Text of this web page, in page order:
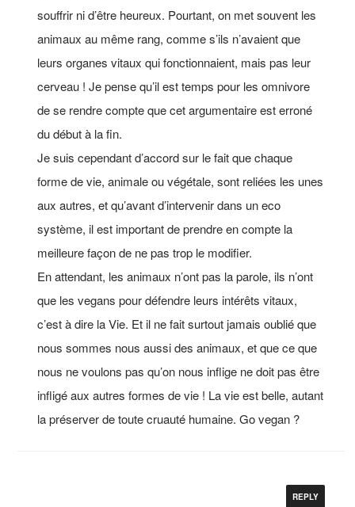
souffrir ni d’être heureux. Pourtant, on met souvent les
animaux au même rang, comme s’ils n’avaient que
leurs organes vitaux qui fonctionnaient, mais pas leur
cerveau ! Je pense qu’il est temps pour les omnivore
de se rendre compte que cet argumentaire est erroné
du début à la fin.
Je suis cependant d’accord sur le fait que chaque
forme de vie, animale ou végétale, sont reliées les unes
aux autres, et qu’avant d’intervenir dans un eco
système, il est important de prendre en compte la
meilleure façon de ne pas trop le modifier.
En attendant, les animaux n’ont pas la parole, ils n’ont
que les vegans pour défendre leurs intérêts vitaux,
c’est à dire la Vie. Et il ne fait surtout jamais oublié que
nous sommes nous aussi des animaux, et que ce que
nous ne voulons pas qu’on nous inflige ne doit pas être
infligé aux autres formes de vie ! La vie est belle, autant
la préserver de toute cruauté humaine. Go vegan ?
REPLY